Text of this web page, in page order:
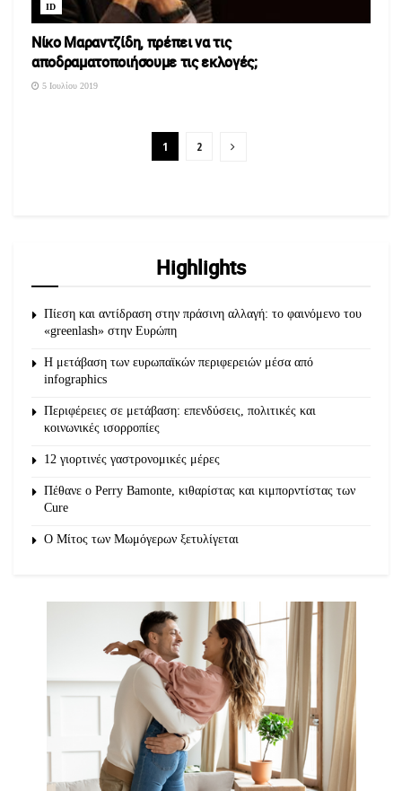
ID
Νίκο Μαραντζίδη, πρέπει να τις
αποδραματοποιήσουμε τις εκλογές;
5 Ιουλίου 2019
1 2
Highlights
Πίεση και αντίδραση στην πράσινη αλλαγή: το φαινόμενο του
«greenlash» στην Ευρώπη
Η μετάβαση των ευρωπαϊκών περιφερειών μέσα από
infographics
Περιφέρειες σε μετάβαση: επενδύσεις, πολιτικές και
κοινωνικές ισορροπίες
12 γιορτινές γαστρονομικές μέρες
Πέθανε ο Perry Bamonte, κιθαρίστας και κιμπορντίστας των
Cure
O Μίτος των Μωμόγερων ξετυλίγεται